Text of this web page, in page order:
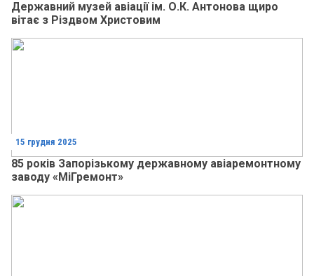
Державний музей авіації ім. О.К. Антонова щиро
вітає з Різдвом Христовим
15 грудня 2025
85 років Запорізькому державному авіаремонтному
заводу «МіГремонт»